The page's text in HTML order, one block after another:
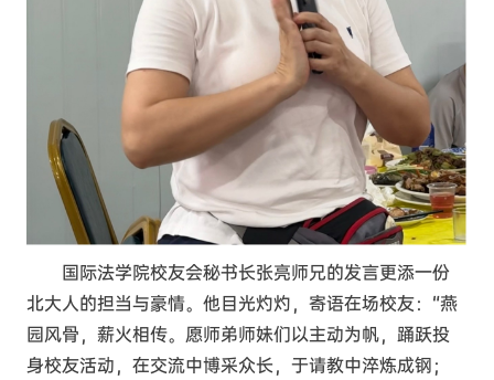
国际法学院校友会秘书长张亮师兄的发言更添一份
北大人的担当与豪情。他目光灼灼，寄语在场校友：“燕
园风骨，薪火相传。愿师弟师妹们以主动为帆，踊跃投
身校友活动，在交流中博采众长，于请教中淬炼成钢；